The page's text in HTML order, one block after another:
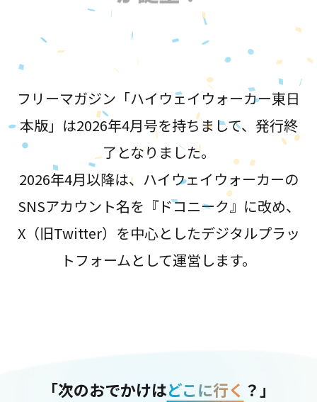
フリーマガジン「ハイウェイウォーカー東日
本版」は2026年4月号を持ちまして、発行終
了となりました。
2026年4月以降は、ハイウェイウォーカーの
SNSアカウント名を『ドコニーク』に改め、
X（旧Twitter）を中心としたデジタルプラッ
トフォームとして運営します。
「次のおでかけはどこに行く ？」